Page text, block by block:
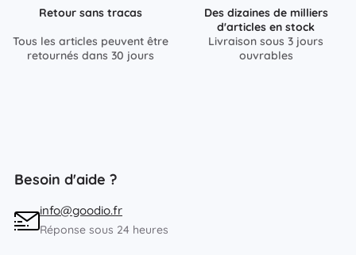
Retour sans tracas
Tous les articles peuvent être
retournés dans 30 jours
Des dizaines de milliers
d'articles en stock
Livraison sous 3 jours
ouvrables
Besoin d'aide ?
info@goodio.fr
Réponse sous 24 heures